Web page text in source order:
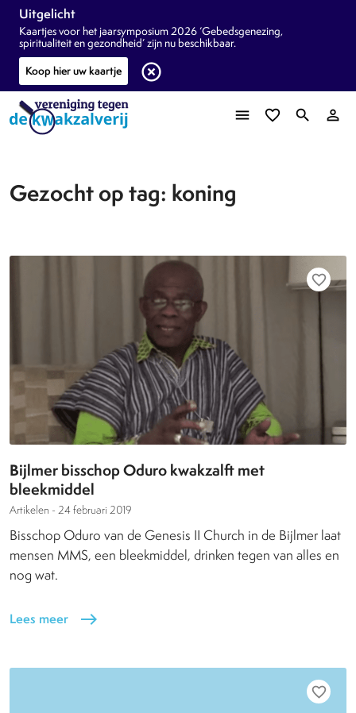
Uitgelicht
Kaartjes voor het jaarsymposium 2026 ‘Gebedsgenezing,
spiritualiteit en gezondheid’ zijn nu beschikbaar.
Koop hier uw kaartje
highlight_off
menu favorite_border search person_outline
Gezocht op tag: koning
favorite_border
Bijlmer bisschop Oduro kwakzalft met
bleekmiddel
Artikelen - 24 februari 2019
Bisschop Oduro van de Genesis II Church in de Bijlmer laat
mensen MMS, een bleekmiddel, drinken tegen van alles en
nog wat.
Lees meer east
favorite_border